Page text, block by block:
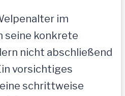
im
seine konkrete
nicht abschließend
vorsichtiges
schrittweise